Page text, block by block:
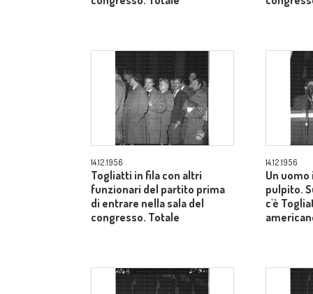
14.12.1956
Togliatti in fila con altri
funzionari del partito prima
di entrare nella sala del
congresso. Totale
14.12.1956
Un
pulpito.
c'è